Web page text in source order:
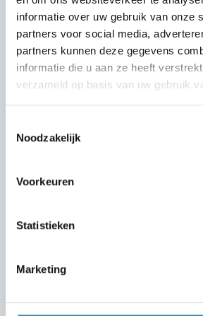
informatie over uw gebruik van onze
partners voor social media,
partners kunnen deze gegevens
informatie die u aan ze heeft
verzameld op basis van uw gebruik
Noodzakelijk
Voorkeuren
Statistieken
Marketing
Loonsverhoging per 1 juli a.s.
25 JUN 2020